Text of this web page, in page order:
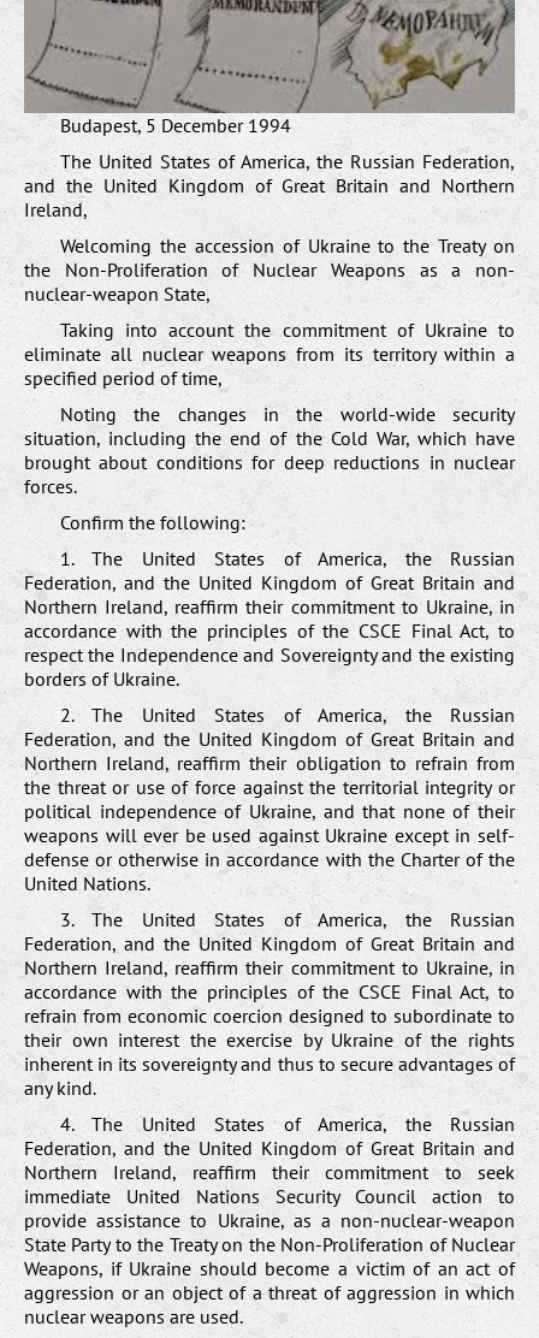
Budapest, 5 December 1994
The United States of America, the Russian Federation,
and the United Kingdom of Great Britain and Northern
Ireland,
Welcoming the accession of Ukraine to the Treaty on
the Non-Proliferation of Nuclear Weapons as a non-
nuclear-weapon State,
Taking into account the commitment of Ukraine to
eliminate all nuclear weapons from its territory within a
specified period of time,
Noting the changes in the world-wide security
situation, including the end of the Cold War, which have
brought about conditions for deep reductions in nuclear
forces.
Confirm the following:
1. The United States of America, the Russian
Federation, and the United Kingdom of Great Britain and
Northern Ireland, reaffirm their commitment to Ukraine, in
accordance with the principles of the CSCE Final Act, to
respect the Independence and Sovereignty and the existing
borders of Ukraine.
2. The United States of America, the Russian
Federation, and the United Kingdom of Great Britain and
Northern Ireland, reaffirm their obligation to refrain from
the threat or use of force against the territorial integrity or
political independence of Ukraine, and that none of their
weapons will ever be used against Ukraine except in self-
defense or otherwise in accordance with the Charter of the
United Nations.
3. The United States of America, the Russian
Federation, and the United Kingdom of Great Britain and
Northern Ireland, reaffirm their commitment to Ukraine, in
accordance with the principles of the CSCE Final Act, to
refrain from economic coercion designed to subordinate to
their own interest the exercise by Ukraine of the rights
inherent in its sovereignty and thus to secure advantages of
any kind.
4. The United States of America, the Russian
Federation, and the United Kingdom of Great Britain and
Northern Ireland, reaffirm their commitment to seek
immediate United Nations Security Council action to
provide assistance to Ukraine, as a non-nuclear-weapon
State Party to the Treaty on the Non-Proliferation of Nuclear
Weapons, if Ukraine should become a victim of an act of
aggression or an object of a threat of aggression in which
nuclear weapons are used.